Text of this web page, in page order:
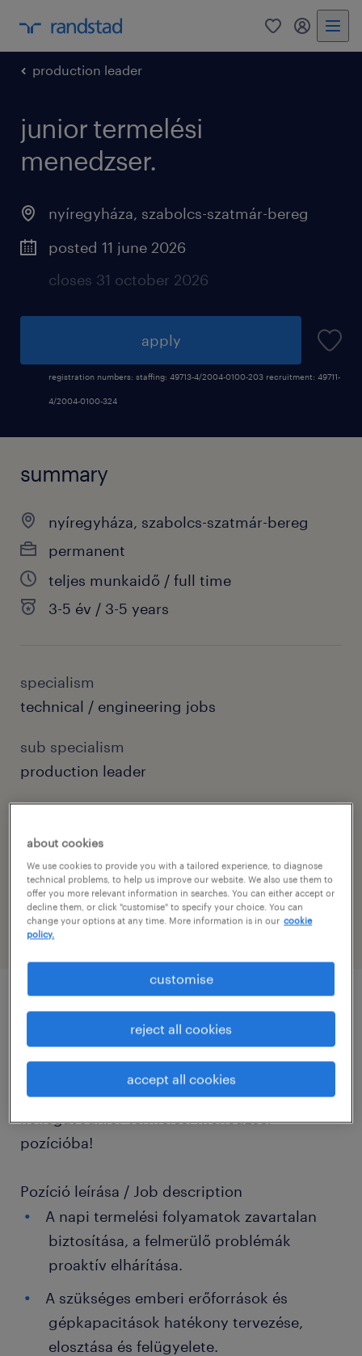
0 my
production leader
junior termelési
menedzser.
nyíregyháza, szabolcs-szatmár-bereg
posted 11 june 2026
closes 31 october 2026
apply
registration numbers: staffing: 49713-4/2004-0100-203 recruitment: 49711-
4/2004-0100-324
summary
nyíregyháza, szabolcs-szatmár-bereg
permanent
teljes munkaidő / full time
3-5 év / 3-5 years
specialism
technical / engineering jobs
sub specialism
production leader
szaniszló veronika
contact email
veronika.szaniszlo@randstad.hu
job details
Cégleírás / Organisation/Department
Nyíregyházi partnerünk részére keresünk
kollégát Junior termelési menedzser
pozícióba!
Pozíció leírása / Job description
A napi termelési folyamatok zavartalan
biztosítása, a felmerülő problémák
proaktív elhárítása.
A szükséges emberi erőforrások és
gépkapacitások hatékony tervezése,
elosztása és felügyelete.
about cookies
We use cookies to provide you with a tailored experience, to diagnose
technical problems, to help us improve our website. We also use them to
offer you more relevant information in searches. You can either accept or
decline them, or click "customise" to specify your choice. You can
change your options at any time. More information is in our cookie
policy.
customise
reject all cookies
accept all cookies